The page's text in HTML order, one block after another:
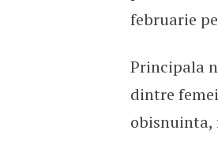
februarie
Principala
dintre
obisnuinta,